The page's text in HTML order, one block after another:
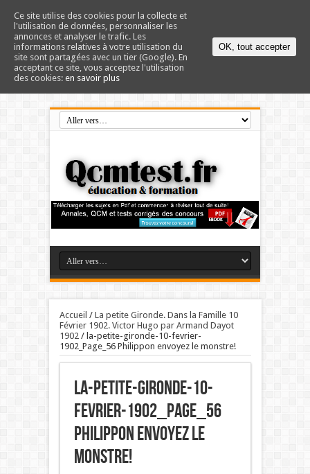
Accueil / La petite Gironde. Dans la Famille 10
Février 1902. Victor Hugo par Armand Dayot
1902 / la-petite-gironde-10-fevrier-
1902_Page_56 Philippon envoyez le monstre!
la-petite-gironde-10-
fevrier-1902_Page_56
Philippon envoyez le
monstre!
Ce site utilise des cookies pour la collecte et
l'utilisation de données, personnaliser les
annonces et analyser le trafic. Les
informations relatives à votre utilisation du
site sont partagées avec un tier (Google). En
acceptant ce site, vous acceptez l'utilisation
des cookies: en savoir plus
OK, tout accepter